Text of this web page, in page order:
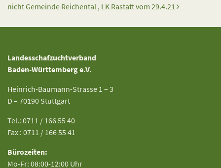
nicht Gemeinde Reichental , LK Rastatt vom 29.4.21
Landesschafzuchtverband
Baden-Württemberg e.V.
Heinrich-Baumann-Strasse 1 – 3
D – 70190 Stuttgart
Tel.: 0711 / 166 55 40
Fax : 0711 / 166 55 41
Bürozeiten:
Mo-Fr: 08:00-12:00 Uhr